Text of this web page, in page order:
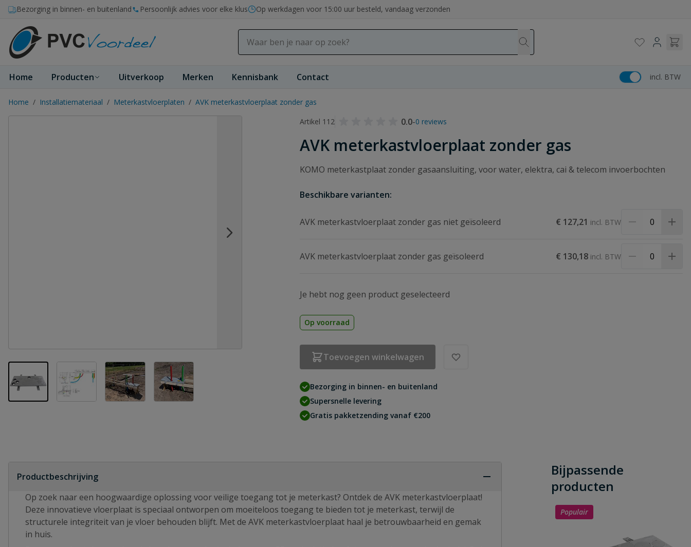
Ga naar de inhoud
Bezorging in binnen- en buitenland Persoonlijk advies voor elke klus Op werkdagen voor 15:00 uur besteld, vandaag verzonden
Home Producten Uitverkoop Merken Kennisbank Contact incl. BTW
Home / Installatiemateriaal / Meterkastvloerplaten / AVK meterkastvloerplaat zonder gas
Artikel 112
0.0-0 reviews
AVK meterkastvloerplaat zonder gas
View larger imageView larger imageView larger imageView larger image
KOMO meterkastplaat zonder gasaansluiting, voor water, elektra, cai & telecom invoerbochten
Beschikbare varianten:
AVK meterkastvloerplaat zonder gas niet geïsoleerd € 127,21
AVK meterkastvloerplaat zonder gas geïsoleerd € 130,18
Je hebt nog geen product geselecteerd
Op voorraad
Toevoegen winkelwagen
Bezorging in binnen- en buitenland
Supersnelle levering
Gratis pakketzending vanaf €200
Productbeschrijving
Op zoek naar een hoogwaardige oplossing voor veilige toegang tot je meterkast? Ontdek de AVK meterkastvloerplaat!
Deze innovatieve vloerplaat is speciaal ontworpen om moeiteloos toegang te bieden tot je meterkast, terwijl de
structurele integriteit van je vloer behouden blijft. Met de AVK meterkastvloerplaat haal je betrouwbaarheid en gemak
in huis.
Bijpassende
producten
Populair